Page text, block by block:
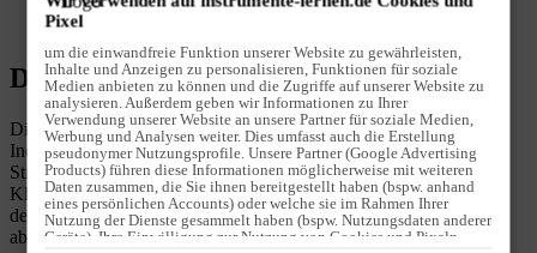
Details
Die Ausbildung der Stimme erfordert diffizilste Feinarbeit.
Individuelle Merkmale sollen im Gesangsunterricht und der
Stimmbildung erhalten bleiben. Effekte und unnatürliche
Klangfarben können in der Popularmusik durchaus reizvoll oder
dem Stil entsprechend aussagekräftig sein. Solche Effekte sollen
aber immer in der Absicht des Singenden liegen und nicht
Pixel
um die einwandfreie Funktion unserer Website zu gewährleisten,
Inhalte und Anzeigen zu personalisieren, Funktionen für soziale
Medien anbieten zu können und die Zugriffe auf unserer Website zu
analysieren. Außerdem geben wir Informationen zu Ihrer
Verwendung unserer Website an unsere Partner für soziale Medien,
Werbung und Analysen weiter. Dies umfasst auch die Erstellung
pseudonymer Nutzungsprofile. Unsere Partner (Google Advertising
Products) führen diese Informationen möglicherweise mit weiteren
Daten zusammen, die Sie ihnen bereitgestellt haben (bspw. anhand
eines persönlichen Accounts) oder welche sie im Rahmen Ihrer
Nutzung der Dienste gesammelt haben (bspw. Nutzungsdaten anderer
Geräte). Ihre Einwilligung zur Nutzung von Cookies und Pixeln